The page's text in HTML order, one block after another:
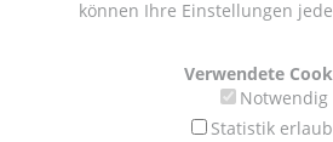
können Ihre Einstellungen
Verwendete
Notwendig
Statistik